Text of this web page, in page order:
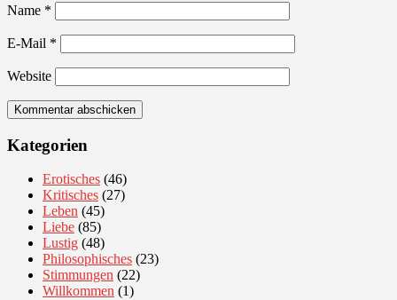
Name *
E-Mail *
Website
Kategorien
Erotisches (46)
Kritisches (27)
Leben (45)
Liebe (85)
Lustig (48)
Philosophisches (23)
Stimmungen (22)
Willkommen (1)